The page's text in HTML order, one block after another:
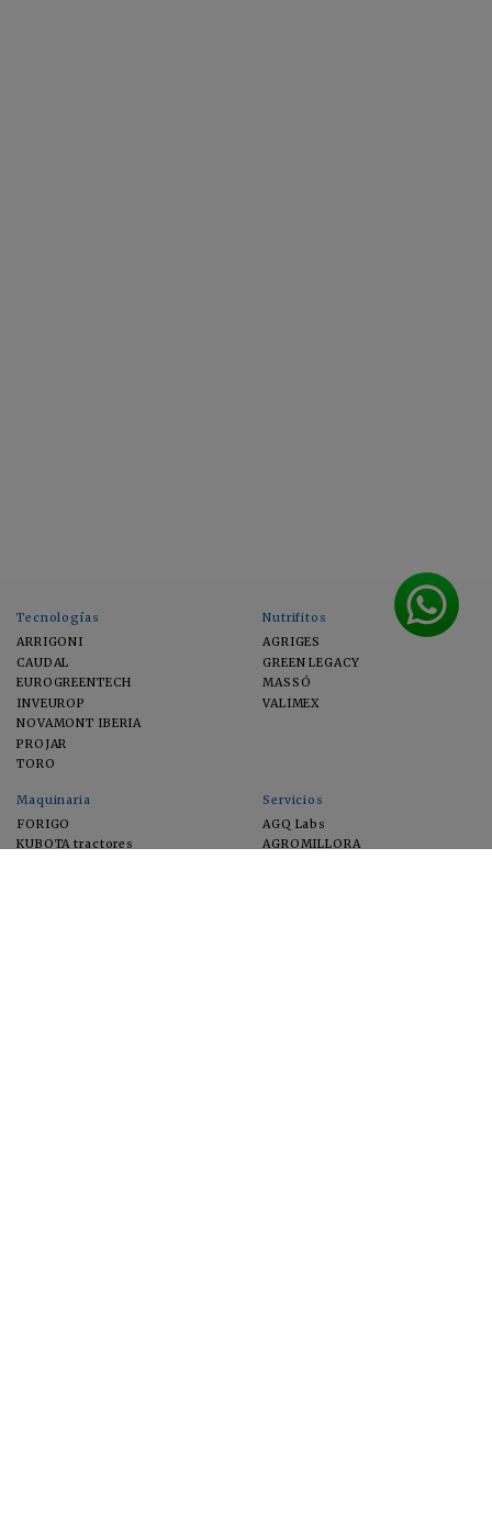
Tecnologías
ARRIGONI
CAUDAL
EUROGREENTECH
INVEUROP
NOVAMONT IBERIA
PROJAR
TORO
Nutrifitos
AGRIGES
GREEN LEGACY
MASSÓ
VALIMEX
Maquinaria
FORIGO
KUBOTA tractores
Servicios
AGQ Labs
AGROMILLORA